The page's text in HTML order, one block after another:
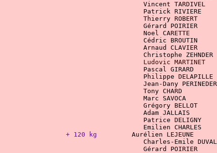
Vincent TARDIVEL
Patrick RIVIERE
		   		    Thierry ROBERT
Cédric BROUTIN
Ludovic
Jean-Dany
+ 120 kg
Aurélien LEJEUNE
Charles-Emile
Gérard